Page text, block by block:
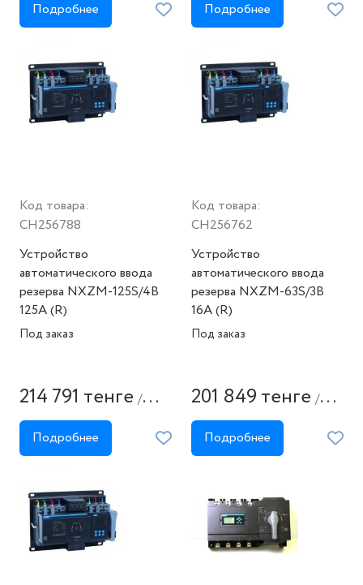
Подробнее Подробнее
Код товара:
CH256788
Устройство
автоматического ввода
резерва NXZM-125S/4B
125A (R)
Под заказ
214 791 тенге/
штука
Подробнее
Код товара:
CH256762
Устройство
автоматического ввода
резерва NXZM-63S/3B
16A (R)
Под заказ
201 849 тенге/
штука
Подробнее